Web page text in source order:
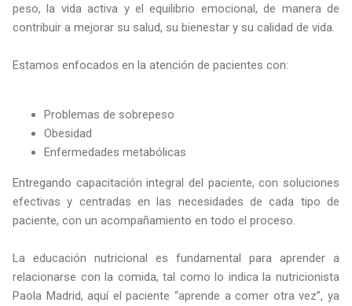
peso, la vida activa y el equilibrio emocional, de manera de
contribuir a mejorar su salud, su bienestar y su calidad de vida.
Estamos enfocados en la atención de pacientes con:
Problemas de sobrepeso
Obesidad
Enfermedades metabólicas
Entregando capacitación integral del paciente, con soluciones
efectivas y centradas en las necesidades de cada tipo de
paciente, con un acompañamiento en todo el proceso.
La educación nutricional es fundamental para aprender a
relacionarse con la comida, tal como lo indica la nutricionista
Paola Madrid, aquí el paciente “aprende a comer otra vez”, ya